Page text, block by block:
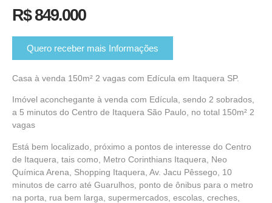
R$ 849.000
Quero receber mais Informações
Casa à venda 150m² 2 vagas com Edícula em Itaquera SP.
Imóvel aconchegante à venda com Edícula, sendo 2 sobrados,
a 5 minutos do Centro de Itaquera São Paulo, no total 150m² 2
vagas
Está bem localizado, próximo a pontos de interesse do Centro
de Itaquera, tais como, Metro Corinthians Itaquera, Neo
Química Arena, Shopping Itaquera, Av. Jacu Pêssego, 10
minutos de carro até Guarulhos, ponto de ônibus para o metro
na porta, rua bem larga, supermercados, escolas, creches,